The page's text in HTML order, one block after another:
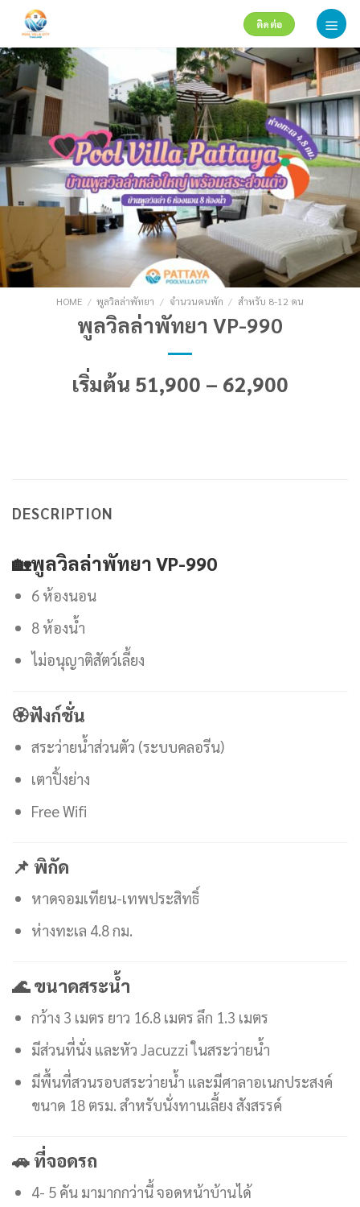
content
ติดต่อ
HOME / พูลวิลล่าพัทยา / จำนวนคนพัก / สำหรับ 8-12 คน
พูลวิลล่าพัทยา VP-990
เริ่มต้น 51,900 – 62,900
DESCRIPTION
🏡พูลวิลล่าพัทยา VP-990
6 ห้องนอน
8 ห้องน้ำ
ไม่อนุญาติสัตว์เลี้ยง
🏵ฟังก์ชั่น
สระว่ายน้ำส่วนตัว (ระบบคลอรีน)
เตาปิ้งย่าง
Free Wifi
📌 พิกัด
หาดจอมเทียน-เทพประสิทธิ์
ห่างทะเล 4.8 กม.
🌊 ขนาดสระน้ำ
กว้าง 3 เมตร ยาว 16.8 เมตร ลึก 1.3 เมตร
มีส่วนที่นั่ง และหัว Jacuzzi ในสระว่ายน้ำ
มีพื้นที่สวนรอบสระว่ายน้ำ และมีศาลาอเนกประสงค์
ขนาด 18 ตรม. สำหรับนั่งทานเลี้ยง สังสรรค์
🚗 ที่จอดรถ
4- 5 คัน มามากกว่านี้ จอดหน้าบ้านได้